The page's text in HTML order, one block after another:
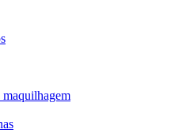
maquilhagem